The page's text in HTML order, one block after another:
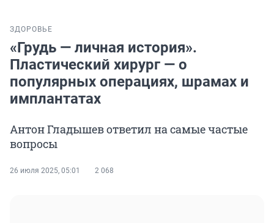
ЗДОРОВЬЕ
«Грудь — личная история».
Пластический хирург — о
популярных операциях, шрамах и
имплантатах
Антон Гладышев ответил на самые частые
вопросы
26 июля 2025, 05:01 2 068